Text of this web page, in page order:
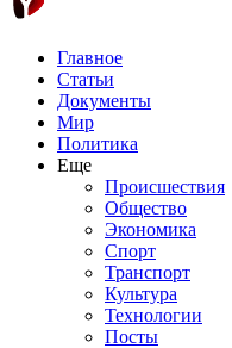
Главное
Статьи
Документы
Мир
Политика
Еще
Происшествия
Общество
Экономика
Спорт
Транспорт
Культура
Технологии
Посты